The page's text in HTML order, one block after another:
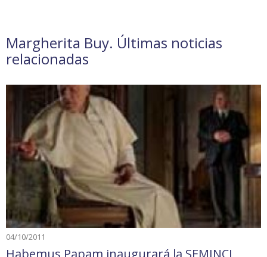
Margherita Buy. Últimas noticias
relacionadas
04/10/2011
Habemus Papam inaugurará la SEMINCI